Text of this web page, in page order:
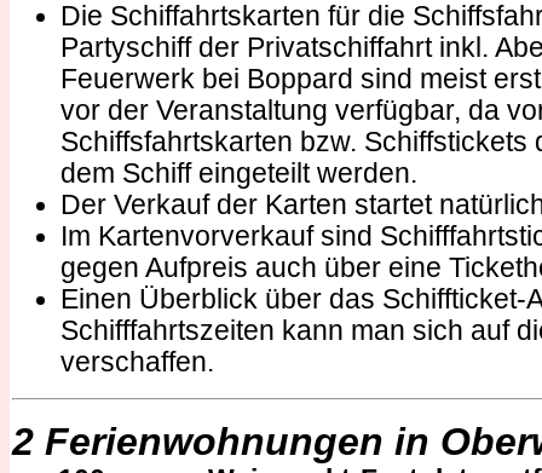
Die Schiffahrtskarten für die
Partyschiff der Privatschiffahrt inkl.
Feuerwerk bei Boppard sind meist
vor der Veranstaltung verfügbar, da
Schiffsfahrtskarten bzw. Schiffstickets
dem Schiff eingeteilt werden.
Der Verkauf der Karten startet
Im Kartenvorverkauf sind
gegen Aufpreis auch über eine
Einen Überblick über das Schiffticket-
Schifffahrtszeiten kann man sich auf
verschaffen.
2 Ferienwohnungen in